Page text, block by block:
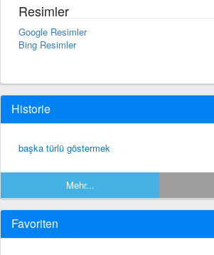
Resimler
Google Resimler
Bing Resimler
Historie
başka türlü göstermek
Mehr...
Favoriten